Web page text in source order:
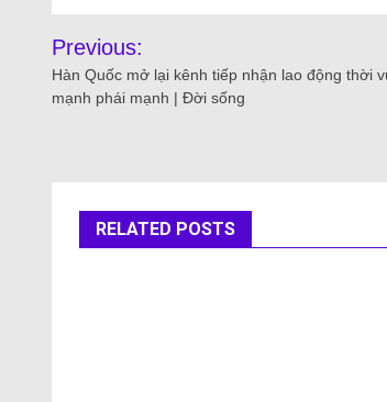
Previous:
Hàn Quốc mở lại kênh tiếp nhận lao động thời
mạnh phái mạnh | Đời sống
RELATED POSTS